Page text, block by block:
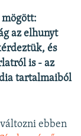
az elhunyt
és
is - az
tartalmaiból
ebben